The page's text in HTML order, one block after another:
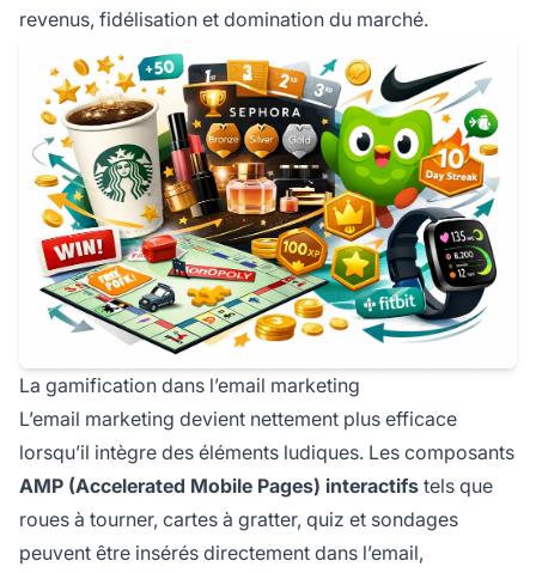
revenus, fidélisation et domination du marché.
La gamification dans l’email marketing
L’email marketing devient nettement plus efficace
lorsqu’il intègre des éléments ludiques. Les composants
AMP (Accelerated Mobile Pages) interactifs tels que
roues à tourner, cartes à gratter, quiz et sondages
peuvent être insérés directement dans l’email,